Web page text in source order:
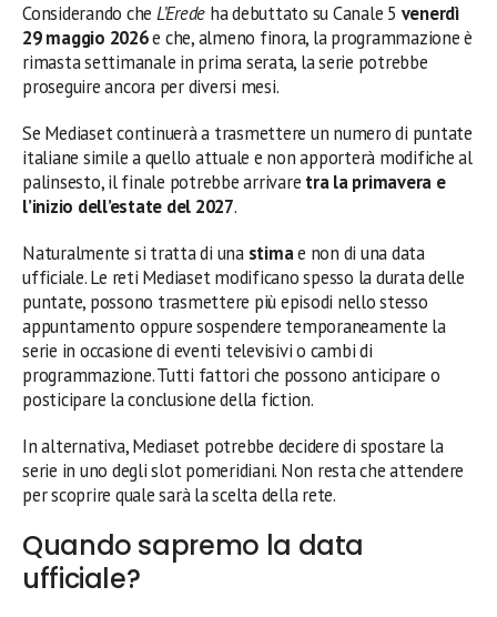
Considerando che L’Erede ha debuttato su Canale 5 venerdì
29 maggio 2026e che, almeno finora, la programmazione è
rimasta settimanale in prima serata, la serie potrebbe
proseguire ancora per diversi mesi.
Se Mediaset continuerà a trasmettere un numero di puntate
italiane simile a quello attuale e non apporterà modifiche al
palinsesto, il finale potrebbe arrivare tra la primavera e
l’inizio dell’estate del 2027.
Naturalmente si tratta di una stimae non di una data
ufficiale. Le reti Mediaset modificano spesso la durata delle
puntate, possono trasmettere più episodi nello stesso
appuntamento oppure sospendere temporaneamente la
serie in occasione di eventi televisivi o cambi di
programmazione. Tutti fattori che possono anticipare o
posticipare la conclusione della fiction.
In alternativa, Mediaset potrebbe decidere di spostare la
serie in uno degli slot pomeridiani. Non resta che attendere
per scoprire quale sarà la scelta della rete.
Quando sapremo la data
ufficiale?